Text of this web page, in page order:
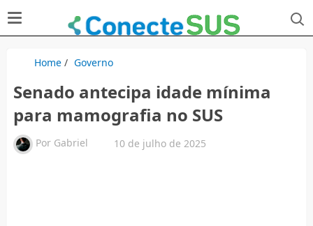
Home/ Governo
Senado antecipa idade mínima
para mamografia no SUS
Por Gabriel 10 de julho de 2025